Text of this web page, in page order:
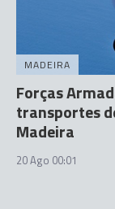
MADEIRA
Forças
transportes
Madeira
20 Ago 00:01